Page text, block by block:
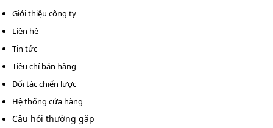
tuổi thọ lớn
Model này được sản xuất với công nghệ tiên tiến, dưới
sự giám sát nghiêm ngặt. Các vật liệu chế tạo cũng được
tuyển chọn, chất lượng cao, bền chắc cho tuổi thọ cao
nhất.
Quy trình sản xuất
ngặt cho các sản phẩm chất lượng vượt trội khi đến tay
người tiêu dùng. Vì thế khi vận hành, máy hầu hết
không có các sự cố, hỏng hóc hoặc những tiếng kêu lạ.
Giới thiệu công ty
Liên hệ
Tin tức
Tiêu chí bán hàng
Đối tác chiến lược
Hệ thống cửa hàng
Câu hỏi thường gặp